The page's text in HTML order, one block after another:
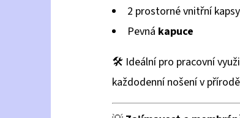
2 prostorné vnitřní kapsy
Pevná kapuce
🛠️ Ideální pro pracovní
každodenní nošení v